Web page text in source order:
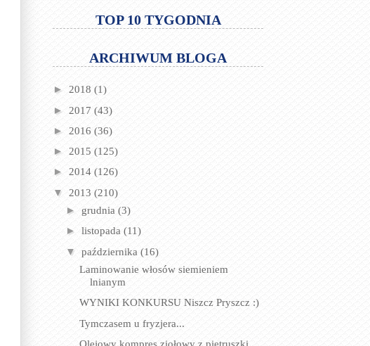
TOP 10 TYGODNIA
ARCHIWUM BLOGA
► 2018 (1)
► 2017 (43)
► 2016 (36)
► 2015 (125)
► 2014 (126)
▼ 2013 (210)
► grudnia (3)
► listopada (11)
▼ października (16)
Laminowanie włosów siemieniem
lnianym
WYNIKI KONKURSU Niszcz Pryszcz :)
Tymczasem u fryzjera...
Olejowy kompres ziołowy z pietruszki